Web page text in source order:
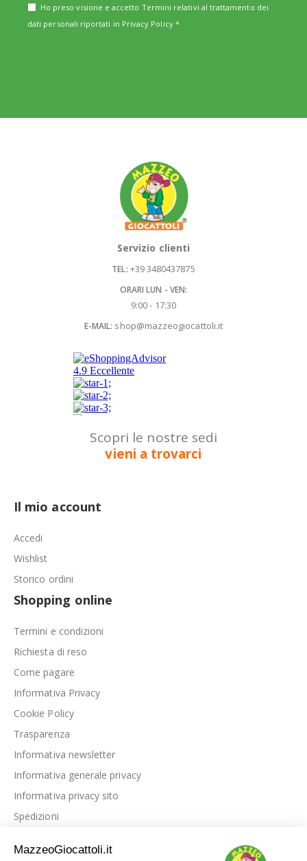
Ho preso visione e accetto Termini relativi al trattamento dei
dati personali riportati in Privacy Policy*
Servizio clienti
TEL: +39 3480437875
ORARI LUN - VEN:
9:00 - 17:30
E-MAIL: shop@mazzeogiocattoli.it
Scopri le nostre sedi
vieni a trovarci
Il mio account
Accedi
Wishlist
Storico ordini
Shopping online
Termini e condizioni
Richiesta di reso
Come pagare
Informativa Privacy
Cookie Policy
Trasparenza
Informativa newsletter
Informativa generale privacy
Informativa privacy sito
Spedizioni